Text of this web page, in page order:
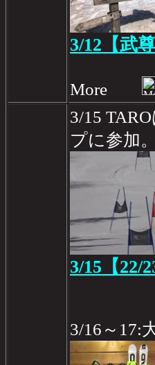
3/12【武
More
3/15
プに参加。
3/15【22/
3/16～17: